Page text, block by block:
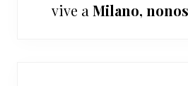
vive a Milano,